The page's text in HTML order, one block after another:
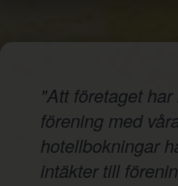
"Att företaget
förening med
hotellbokningar
intäkter till